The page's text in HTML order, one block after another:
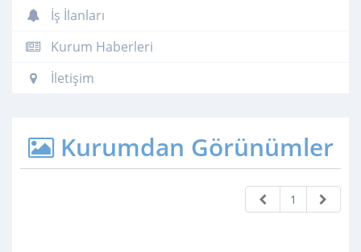
İş İlanları
Kurum Haberleri
İletişim
Kurumdan Görünümler
1